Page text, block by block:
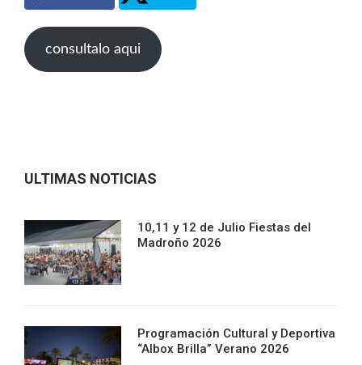
consultalo aqui
ULTIMAS NOTICIAS
10,11 y 12 de Julio Fiestas del
Madroño 2026
Programación Cultural y Deportiva
“Albox Brilla” Verano 2026